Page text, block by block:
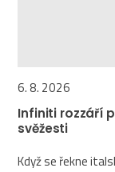
6. 8. 2026
Infiniti rozzáří
svěžesti
Když se řekne